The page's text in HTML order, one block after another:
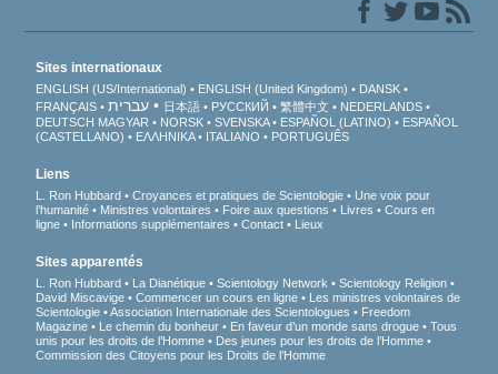
Sites internationaux
ENGLISH (US/International) ENGLISH (United Kingdom)
DANSK
FRANÇAIS
עברית 日本語 РУССКИЙ 繁體中文
NEDERLANDS
DEUTSCH MAGYAR NORSK SVENSKA ESPAÑOL (LATINO)
ESPAÑOL
(CASTELLANO)
ΕΛΛΗΝΙΚA ITALIANO PORTUGUÊS
Liens
L. Ron Hubbard Croyances et pratiques de Scientologie
Une voix pour
l’humanité
Ministres volontaires Foire aux questions Livres
Cours en
ligne
Informations supplémentaires Contact Lieux
Sites apparentés
L. Ron Hubbard La Dianétique Scientology Network
Scientology Religion
David Miscavige
Commencer un cours en ligne
Les ministres volontaires de
Scientologie
Association Internationale des Scientologues
Freedom
Magazine
Le chemin du bonheur En faveur d’un monde sans drogue
Tous
unis pour les droits de l’Homme
Des jeunes pour les droits de l’Homme
Commission des Citoyens pour les Droits de l’Homme